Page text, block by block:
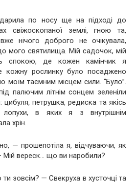
по носу ще на підході до
свіжоскопаної землі, гною та,
нічого доброго не очікувала,
мого святилища. Мій садочок, мій
спокою, де кожен камінчик я
кожну рослинку було посаджено
моїм таємним місцем сили. “Було”.
палючим літнім сонцем зеленіли
цибуля, петрушка, редиска та якісь
лопухи, в яких я з внутрішнім
хрін.
— прошепотіла я, відчуваючи, як
Мій вереск… що ви наробили?
зовсім? — Свекруха в хусточці та